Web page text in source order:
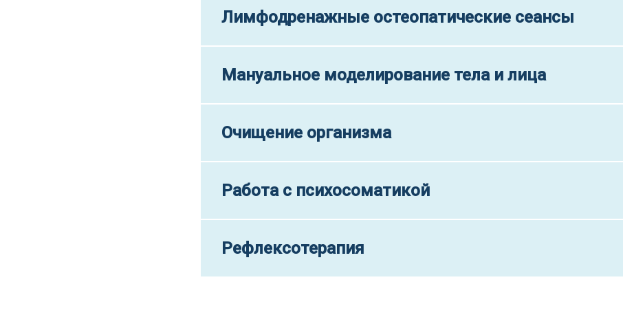
Тел: +7(918)300-33-01
Лимфодренажные остеопатические сеансы
Мануальное моделирование тела и лица
Очищение организма
Работа с психосоматикой
Рефлексотерапия